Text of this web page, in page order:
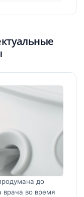
до
врача во время